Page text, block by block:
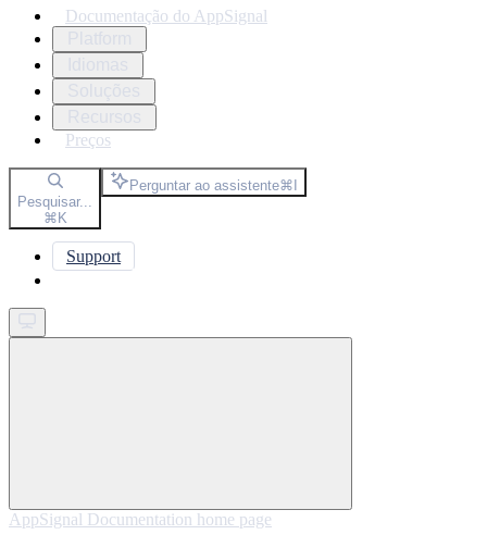
Documentação do AppSignal
Preços
Pesquisar...
⌘K
Perguntar ao assistente⌘I
Support
AppSignal Documentation home page